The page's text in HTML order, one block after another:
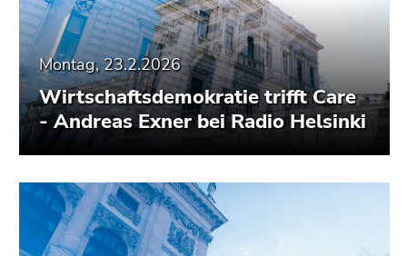
Montag, 23.2.2026
Wirtschaftsdemokratie trifft Care
- Andreas Exner bei Radio Helsinki